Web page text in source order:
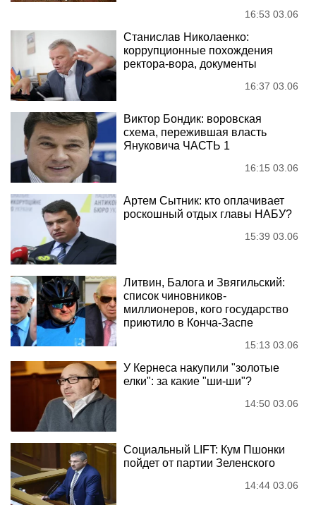
16:53 03.06
Станислав Николаенко:
коррупционные похождения
ректора-вора, документы
16:37 03.06
Виктор Бондик: воровская
схема, пережившая власть
Януковича ЧАСТЬ 1
16:15 03.06
Артем Сытник: кто оплачивает
роскошный отдых главы НАБУ?
15:39 03.06
Литвин, Балога и Звягильский:
список чиновников-
миллионеров, кого государство
приютило в Конча-Заспе
15:13 03.06
У Кернеса накупили "золотые
елки": за какие "ши-ши"?
14:50 03.06
Социальный LIFT: Кум Пшонки
пойдет от партии Зеленского
14:44 03.06